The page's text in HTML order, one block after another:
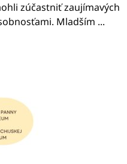
zúčastniť zaujímavých
Mladším ...